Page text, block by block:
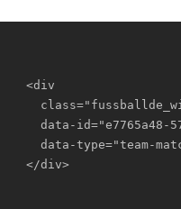
<div
</div>